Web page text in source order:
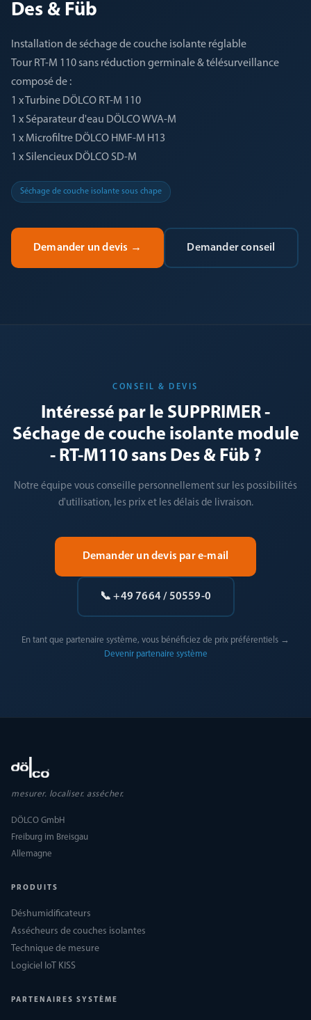
Des & Füb
Installation de séchage de couche isolante réglable
Tour RT-M 110 sans réduction germinale & télésurveillance
composé de :
1 x Turbine DÖLCO RT-M 110
1 x Séparateur d'eau DÖLCO WVA-M
1 x Microfiltre DÖLCO HMF-M H13
1 x Silencieux DÖLCO SD-M
Séchage de couche isolante sous chape
Demander un devis → Demander conseil
CONSEIL & DEVIS
Intéressé par le SUPPRIMER -
Séchage de couche isolante module
- RT-M110 sans Des & Füb ?
Notre équipe vous conseille personnellement sur les possibilités
d'utilisation, les prix et les délais de livraison.
Demander un devis par e-mail
📞 +49 7664 / 50559-0
En tant que partenaire système, vous bénéficiez de prix préférentiels →
Devenir partenaire système
mesurer. localiser. assécher.
DÖLCO GmbH
Freiburg im Breisgau
Allemagne
PRODUITS
Déshumidificateurs
Assécheurs de couches isolantes
Technique de mesure
Logiciel IoT KISS
PARTENAIRES SYSTÈME